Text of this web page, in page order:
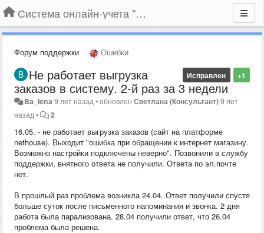
Система онлайн-учета "Большая Птица"
Форум поддержки Ошибки
+1
Исправлен
Не работает выгрузка
заказов в систему. 2-й раз за 3 недели
Ba_lena 9 лет назад •обновленСветлана (Консультант)9 лет
назад • 2
16.05. - не работает выгрузка заказов (сайт на платформе
nethouse). Выходит "ошибка при обращении к интернет магазину.
Возможно настройки подключены неверно". Позвонили в службу
поддержки, внятного ответа не получили. Ответа по эл.почте
нет.
В прошлый раз проблема возникла 24.04. Ответ получили спустя
больше суток после письменного напоминания и звонка. 2 дня
работа была парализована. 28.04 получили ответ, что 26.04
проблема была решена.